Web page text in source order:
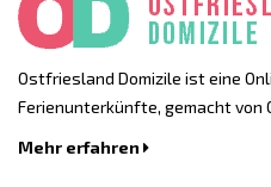
Ostfriesland Domizile ist eine
Ferienunterkünfte, gemacht von
Mehr erfahren